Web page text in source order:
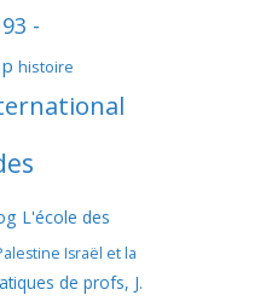
-
histoire
L'école des
Israël et la
de profs, J.